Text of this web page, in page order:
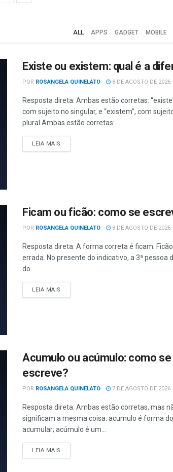
ALL APPS GADGET MOBILE
Existe ou existem: qual é a
POR ROSANGELA QUINELATO 8 DE AGOSTO DE 2026
Resposta direta: Ambas estão corretas:
com sujeito no singular, e “existem”, com
plural.Ambas estão corretas:...
LEIA MAIS
Ficam ou ficão: como se
POR ROSANGELA QUINELATO 8 DE AGOSTO DE 2026
Resposta direta: A forma correta é ficam.
errada. No presente do indicativo, a 3ª pessoa
do...
LEIA MAIS
Acumulo ou acúmulo: como se
escreve?
POR ROSANGELA QUINELATO 7 DE AGOSTO DE 2026
Resposta direta: Ambas estão corretas, mas
significam a mesma coisa: acumulo é forma
acumular; acúmulo é um...
LEIA MAIS